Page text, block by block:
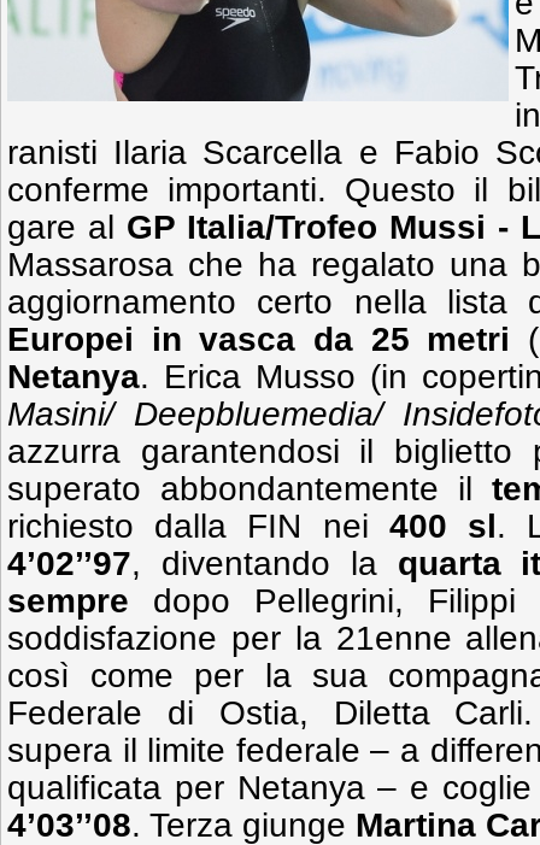
ranisti Ilaria Scarcella e Fabio
conferme importanti. Questo il
gare al GP Italia/Trofeo Mussi -
Massarosa che ha regalato una
aggiornamento certo nella
Europei in vasca da 25 metri
Netanya. Erica Musso (in
Masini/ Deepbluemedia/
azzurra garantendosi il
superato abbondantemente il
richiesto dalla FIN nei 400 sl.
4’02’’97, diventando la quarta
sempre dopo Pellegrini,
soddisfazione per la 21enne
così come per la sua
Federale di Ostia, Diletta
supera il limite federale – a
qualificata per Netanya – e
4’03’’08. Terza giunge Martina